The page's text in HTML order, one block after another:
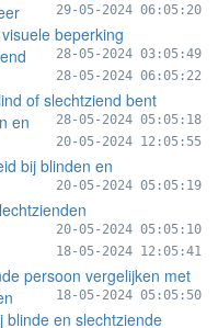
29-05-2024 06:05:20
beperking
28-05-2024 03:05:49
28-05-2024 06:05:22
of slechtziend bent
28-05-2024 05:05:18
en
20-05-2024 12:05:55
bij blinden en
20-05-2024 05:05:19
20-05-2024 05:05:10
18-05-2024 12:05:41
persoon vergelijken met
18-05-2024 05:05:50
blinde en slechtziende